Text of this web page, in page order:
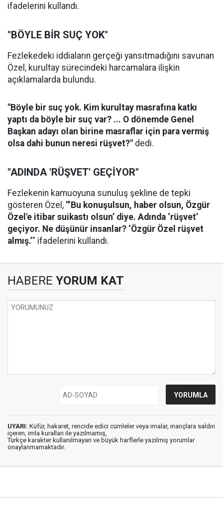
ifadelerini kullandı.
"BÖYLE BİR SUÇ YOK"
Fezlekedeki iddiaların gerçeği yansıtmadığını savunan
Özel, kurultay sürecindeki harcamalara ilişkin
açıklamalarda bulundu.
"Böyle bir suç yok. Kim kurultay masrafına katkı
yaptı da böyle bir suç var? ... O dönemde Genel
Başkan adayı olan birine masraflar için para vermiş
olsa dahi bunun neresi rüşvet?" dedi.
"ADINDA 'RÜŞVET' GEÇİYOR"
Fezlekenin kamuoyuna sunuluş şekline de tepki
gösteren Özel, "‘Bu konuşulsun, haber olsun, Özgür
Özel'e itibar suikastı olsun’ diye. Adında ‘rüşvet’
geçiyor. Ne düşünür insanlar? ‘Özgür Özel rüşvet
almış.’" ifadelerini kullandı.
HABERE YORUM KAT
UYARI: Küfür, hakaret, rencide edici cümleler veya imalar, inançlara saldırı
içeren, imla kuralları ile yazılmamış,
Türkçe karakter kullanılmayan ve büyük harflerle yazılmış yorumlar
onaylanmamaktadır.